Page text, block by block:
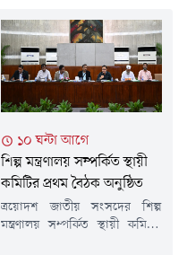
১০ ঘন্টা আগে
শিল্প মন্ত্রণালয় সম্পর্কিত স্থায়ী
কমিটির প্রথম বৈঠক অনুষ্ঠিত
ত্রয়োদশ জাতীয় সংসদের শিল্প
মন্ত্রণালয় সম্পর্কিত স্থায়ী কমিটির